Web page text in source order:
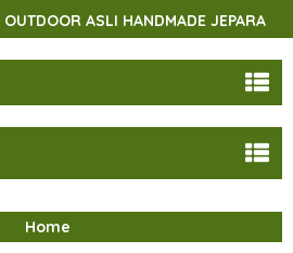
ASLI HANDMADE JEPARA
Home